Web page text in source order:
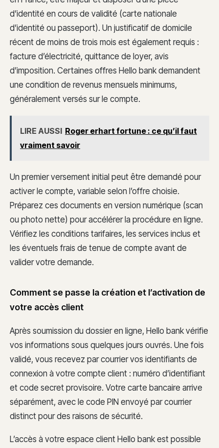
d’identité en cours de validité (carte nationale
d’identité ou passeport). Un justificatif de domicile
récent de moins de trois mois est également requis :
facture d’électricité, quittance de loyer, avis
d’imposition. Certaines offres Hello bank demandent
une condition de revenus mensuels minimums,
généralement versés sur le compte.
LIRE AUSSI Roger erhart fortune : ce qu’il faut
vraiment savoir
Un premier versement initial peut être demandé pour
activer le compte, variable selon l’offre choisie.
Préparez ces documents en version numérique (scan
ou photo nette) pour accélérer la procédure en ligne.
Vérifiez les conditions tarifaires, les services inclus et
les éventuels frais de tenue de compte avant de
valider votre demande.
Comment se passe la création et l’activation de
votre accès client
Après soumission du dossier en ligne, Hello bank vérifie
vos informations sous quelques jours ouvrés. Une fois
validé, vous recevez par courrier vos identifiants de
connexion à votre compte client : numéro d’identifiant
et code secret provisoire. Votre carte bancaire arrive
séparément, avec le code PIN envoyé par courrier
distinct pour des raisons de sécurité.
L’accès à votre espace client Hello bank est possible